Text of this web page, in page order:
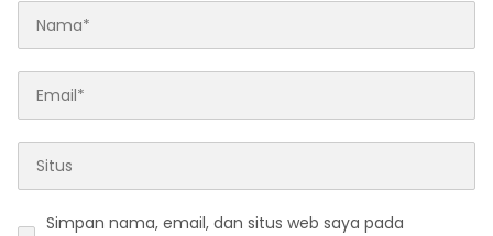
Simpan nama, email, dan situs web saya pada